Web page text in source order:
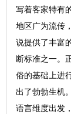
写着客家特有
地区广为流传
说提供了丰富
断标准之一。
俗的基础上进
出了勃勃生机
语言维度出发